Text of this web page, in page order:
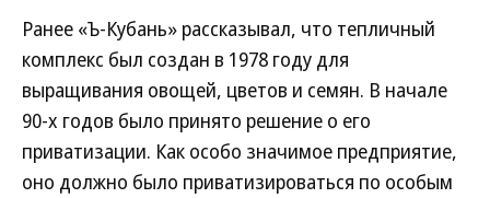
Ранее «Ъ-Кубань» рассказывал, что тепличный
комплекс был создан в 1978 году для
выращивания овощей, цветов и семян. В начале
90-х годов было принято решение о его
приватизации. Как особо значимое предприятие,
оно должно было приватизироваться по особым